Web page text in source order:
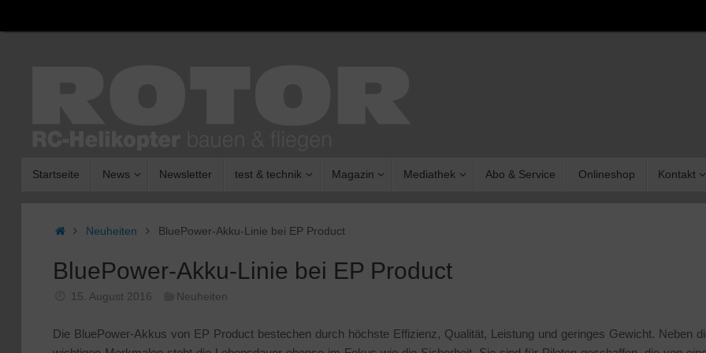
Inhalt
Startseite News Newsletter test & technik Magazin Mediathek Abo & Service Onlineshop Kontakt
StartNeuheiten BluePower-Akku-Linie bei EP Product
BluePower-Akku-Linie bei EP Product
15. August 2016 Neuheiten
Die BluePower-Akkus von EP Product bestechen durch höchste Effizienz, Qualität, Leistung und geringes Gewicht. Neben